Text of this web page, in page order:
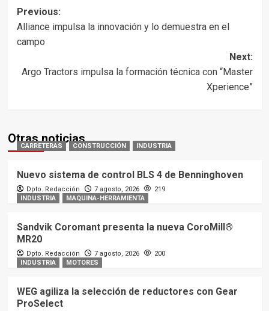
Post
navigation
Previous:
Alliance impulsa la innovación y lo demuestra en el
campo
Next:
Argo Tractors impulsa la formación técnica con “Master
Xperience”
Otras noticias
CARRETERAS CONSTRUCCIÓN INDUSTRIA
Nuevo sistema de control BLS 4 de Benninghoven
Dpto. Redacción 7 agosto, 2026
219
INDUSTRIA
MAQUINA-HERRAMIENTA
Sandvik Coromant presenta la nueva CoroMill®
MR20
Dpto. Redacción 7 agosto, 2026
200
INDUSTRIA
MOTORES
WEG agiliza la selección de reductores con Gear
ProSelect